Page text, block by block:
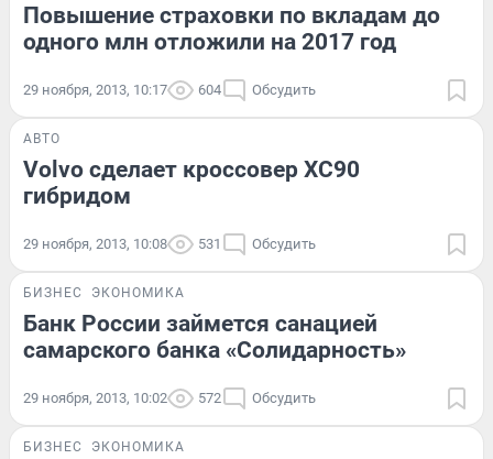
Повышение страховки по вкладам до
одного млн отложили на 2017 год
29 ноября, 2013, 10:17 604 Обсудить
АВТО
Volvo сделает кроссовер XC90
гибридом
29 ноября, 2013, 10:08 531 Обсудить
БИЗНЕС ЭКОНОМИКА
Банк России займется санацией
самарского банка «Солидарность»
29 ноября, 2013, 10:02 572 Обсудить
БИЗНЕС ЭКОНОМИКА